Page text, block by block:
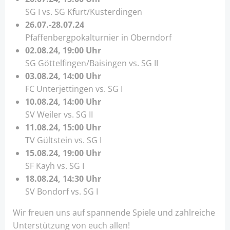
SG I vs. SG Kfurt/Kusterdingen
26.07.-28.07.24
Pfaffenbergpokalturnier in Oberndorf
02.08.24, 19:00 Uhr
SG Göttelfingen/Baisingen vs. SG II
03.08.24, 14:00 Uhr
FC Unterjettingen vs. SG I
10.08.24, 14:00 Uhr
SV Weiler vs. SG II
11.08.24, 15:00 Uhr
TV Gültstein vs. SG I
15.08.24, 19:00 Uhr
SF Kayh vs. SG I
18.08.24, 14:30 Uhr
SV Bondorf vs. SG I
Wir freuen uns auf spannende Spiele und zahlreiche
Unterstützung von euch allen!